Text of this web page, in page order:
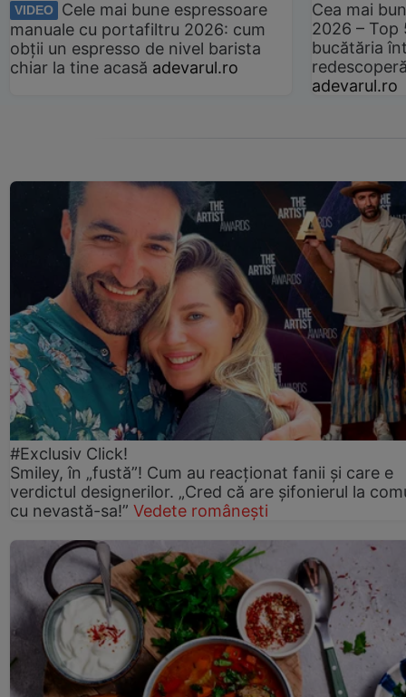
VIDEO
Cele mai bune espressoare
manuale cu portafiltru 2026: cum
obții un espresso de nivel barista
chiar la tine acasă adevarul.ro
Cea mai
2026 –
bucătăria
adevarul.ro
#Exclusiv Click!
Smiley, în „fustă”! Cum au reacționat fanii și care e
verdictul designerilor. „Cred că are șifonierul la
cu nevastă-sa!” Vedete românești